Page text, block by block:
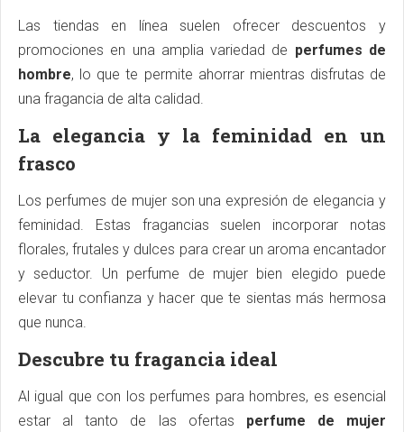
Las tiendas en línea suelen ofrecer descuentos y
promociones en una amplia variedad de perfumes de
hombre, lo que te permite ahorrar mientras disfrutas de
una fragancia de alta calidad.
La elegancia y la feminidad en un
frasco
Los perfumes de mujer son una expresión de elegancia y
feminidad. Estas fragancias suelen incorporar notas
florales, frutales y dulces para crear un aroma encantador
y seductor. Un perfume de mujer bien elegido puede
elevar tu confianza y hacer que te sientas más hermosa
que nunca.
Descubre tu fragancia ideal
Al igual que con los perfumes para hombres, es esencial
estar al tanto de las ofertas perfume de mujer